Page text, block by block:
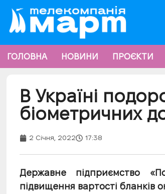
ГОЛОВНА НОВИНИ ПРОЄКТИ
В Україні
біометричних
2 Січня, 2022 17:38
Державне підприємство
підвищення вартості бланків